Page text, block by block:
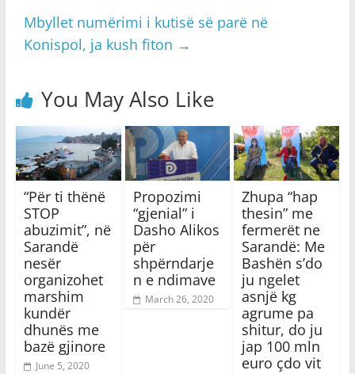
Mbyllet numërimi i kutisë së parë në
Konispol, ja kush fiton →
You May Also Like
“Për ti thënë
STOP
abuzimit”, në
Sarandë
nesër
organizohet
marshim
kundër
dhunës me
bazë gjinore
June 5, 2020
Propozimi
“gjenial” i
Dasho Alikos
për
shpërndarje
n e ndimave
March 26, 2020
Zhupa “hap
thesin” me
fermerët ne
Sarandë: Me
Bashën s’do
ju ngelet
asnjë kg
agrume pa
shitur, do ju
jap 100 mln
euro çdo vit